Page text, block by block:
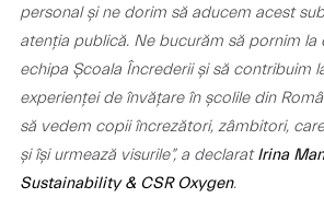
personal și ne dorim să aducem acest
atenția publică. Ne bucurăm să pornim la
echipa Școala Încrederii și să contribuim
experienței de învățare în școlile din
să vedem copii încrezători, zâmbitori,
și își urmează visurile”, a declarat Irina
Sustainability & CSR Oxygen.